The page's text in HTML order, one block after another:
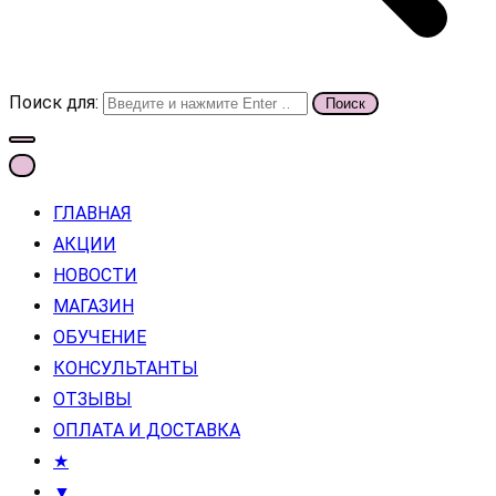
Поиск для:
ГЛАВНАЯ
АКЦИИ
НОВОСТИ
МАГАЗИН
ОБУЧЕНИЕ
КОНСУЛЬТАНТЫ
ОТЗЫВЫ
ОПЛАТА И ДОСТАВКА
★